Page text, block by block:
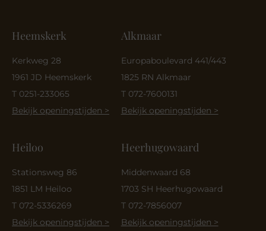
Heemskerk
Kerkweg 28
1961 JD Heemskerk
T 0251-233065
Bekijk openingstijden >
Heiloo
Stationsweg 86
1851 LM Heiloo
T 072-5336269
Bekijk openingstijden >
Alkmaar
Europaboulevard 441/443
1825 RN Alkmaar
T 072-7600131
Bekijk openingstijden >
Heerhugowaard
Middenwaard 68
1703 SH Heerhugowaard
T 072-7856007
Bekijk openingstijden >